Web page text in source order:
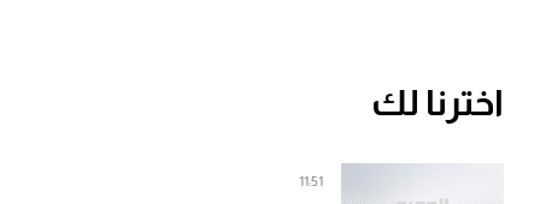
اخترنا لك
11:51